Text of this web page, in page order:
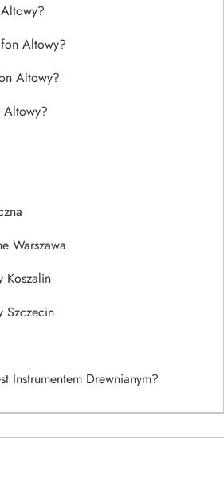
Altowy?
Altowy?
Altowy?
Warszawa
Koszalin
Szczecin
Instrumentem Drewnianym?